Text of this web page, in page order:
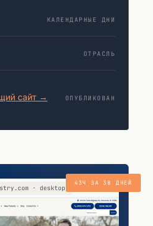
КАЛЕНДАРНЫЕ ДНИ
ОТРАСЛЬ
сайт → ОПУБЛИКОВАН
43Ч ЗА 38 ДНЕЙ
· desktop